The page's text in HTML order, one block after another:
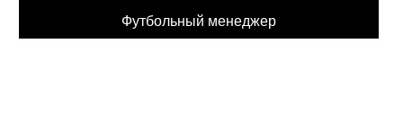
Футбольный менеджер